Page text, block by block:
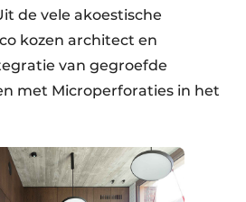
de vele akoestische
kozen architect en
van gegroefde
met Microperforaties in het